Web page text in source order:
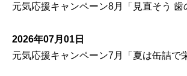
元気応援キャンペーン8月「見直そう 歯
2026年07月01日
元気応援キャンペーン7月「夏は缶詰で